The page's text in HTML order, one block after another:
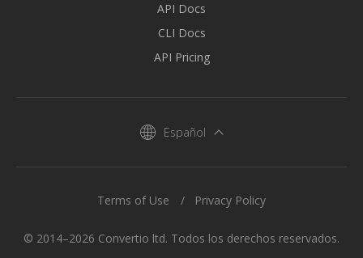
API Docs
CLI Docs
API Pricing
Español
© 2014–2026 Convertio ltd. Todos los derechos reservados.
Terms of Use Privacy Policy